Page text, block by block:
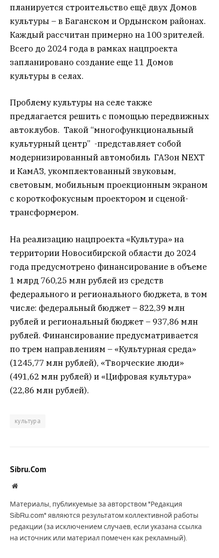
планируется строительство ещё двух Домов
культуры – в Баганском и Ордынском районах.
Каждый рассчитан примерно на 100 зрителей.
Всего до 2024 года в рамках нацпроекта
запланировано создание еще 11 Домов
культуры в селах.
Проблему культуры на селе также
предлагается решить с помощью передвижных
автоклубов. Такой “многофункциональный
культурный центр” -представляет собой
модернизированный автомобиль ГАЗон NEXT
и КамАЗ, укомплектованный звуковым,
световым, мобильным проекционным экраном
с короткофокусным проектором и сценой-
трансформером.
На реализацию нацпроекта «Культура» на
территории Новосибирской области до 2024
года предусмотрено финансирование в объеме
1 млрд 760,25 млн рублей из средств
федерального и регионального бюджета, в том
числе: федеральный бюджет – 822,39 млн
рублей и региональный бюджет – 937,86 млн
рублей. Финансирование предусматривается
по трем направлениям – «Культурная среда»
(1245,77 млн рублей), «Творческие люди»
(491,62 млн рублей) и «Цифровая культура»
(22,86 млн рублей).
культура
Sibru.Com
Website
Материалы, публикуемые за авторством "Редакция
SibRu.com" являются результатом коллективной работы
редакции (за исключением случаев, если указана ссылка
на источник или материал помечен как рекламный).